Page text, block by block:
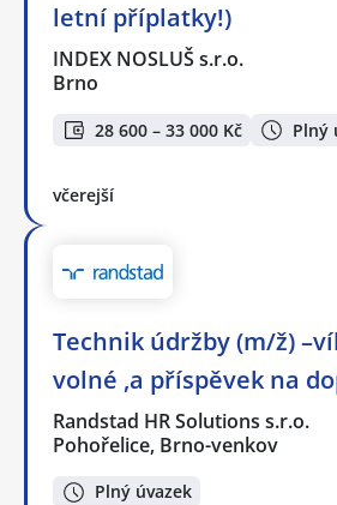
letní příplatky!)
INDEX NOSLUŠ s.r.o.
Brno
28 600 – 33 000 Kč Plný
včerejší
Technik údržby (m/ž)
volné ,a příspěvek na
Randstad HR Solutions s.r.o.
Pohořelice, Brno-venkov
Plný úvazek